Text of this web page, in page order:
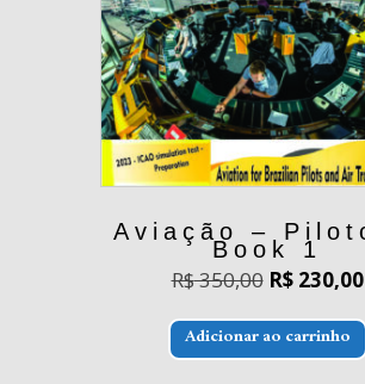
Aviação –
Book 1
R$350,00 O
preço
original
era:
R$ 350,00.
R$230,00O
é:
Adicionar ao carrinho